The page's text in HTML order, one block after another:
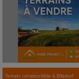
Terrain constructible à Bilsdorf